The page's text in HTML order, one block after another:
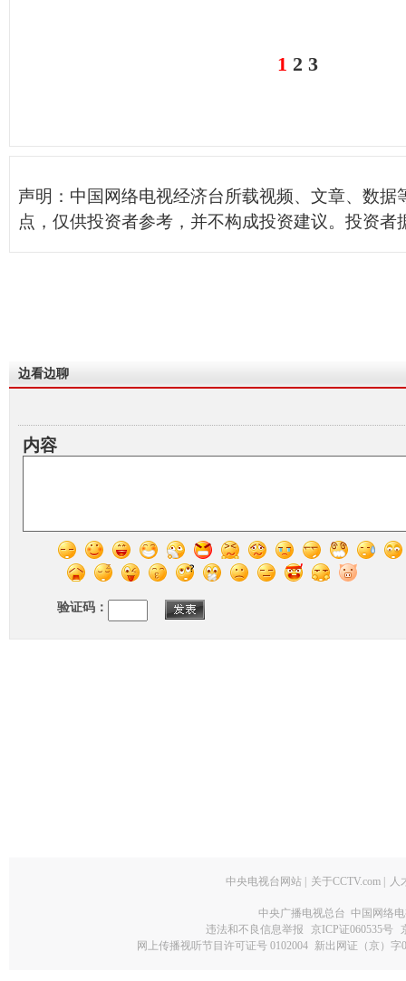
1 2 3
声明：中国网络电视经济台所载视频、文章、数据
点，仅供投资者参考，并不构成投资建议。投资者
边看边聊
内容
验证码：
中央电视台网站 关于CCTV.com 人
中央广播电视总台 中国网络
违法和不良信息举报
京ICP证060535号
网上传播视听节目许可证号 0102004 新出网证（京）